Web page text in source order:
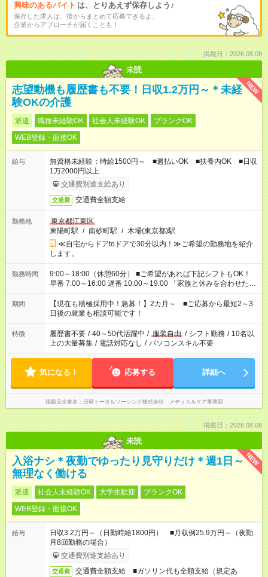
興味のあるバイト は、とりあえず保存しよう♪
保存した求人は、後からまとめて応募できるよ。
企業からアプローチが届くことも！
掲載日：2026.08.08
未読
NEW
志望動機も履歴書も不要！日収1.2万円～＊未経
験OKの介護
派遣 職種未経験OK 社会人未経験OK
ブランクOK
WEB登録・面接OK
給与
無資格未経験：時給1500円～ ■週払いOK ■扶養内OK ■日収
1万2000円以上
交通費別途支給あり
交通費 交通費全額支給
勤務地
東京都江東区
東陽町駅 / 南砂町駅 / 木場(東京都)駅
≪自宅からドアtoドアで30分以内！≫ご希望の勤務地を紹介
します。
勤務時間
9:00～18:00（休憩60分） ■ご希望があれば下記シフトもOK！
早番 7:00～16:00 遅番 10:00～19:00 「家族と休みを合わせた
い」 「余裕を持って夕飯の準備がしたい」 「できれば残業はし
たくない」 など、ご希望を教えてくださいね。 ※Wワーク希望
の方へ 今ご覧のお仕事で希望する勤務時間と、もう1つのお仕事
の勤務時間。 合計で週40時間を超える場合は応募できません。
期間
【現在も積極採用中！急募！】2カ月～ ■ご応募から最短2～3
日後の就業も相談可能です！
特徴 履歴書不要 / 40～50代活躍中 / 服装自由 / シフト勤務 / 10名以
上の大量募集 / 電話対応なし / パソコンスキル不要
気になる！ 応募する 詳細へ
掲載元企業名 日研トータルソーシング株式会社 メディカルケア事業部
掲載日：2026.08.08
未読
NEW
入浴ナシ＊夜勤でゆったり見守りだけ＊週1日～
無理なく働ける
派遣 社会人未経験OK 大学生歓迎
ブランクOK
WEB登録・面接OK
給与
日収3.2万円～（日勤時給1800円） ■月収例25.9万円～（夜勤
月8回勤務の場合）
交通費別途支給あり
交通費
交通費全額支給 ■ガソリン代も全額支給（規定あ